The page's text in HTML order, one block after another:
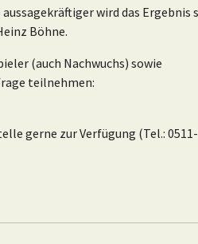
wird das Ergebnis
Böhne.
(auch Nachwuchs) sowie
teilnehmen:
gerne zur Verfügung (Tel.: